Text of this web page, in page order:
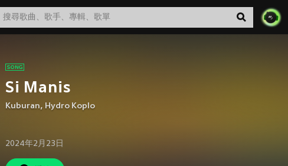
Si Manis
Kuburan, Hydro Koplo
2024年2月23日